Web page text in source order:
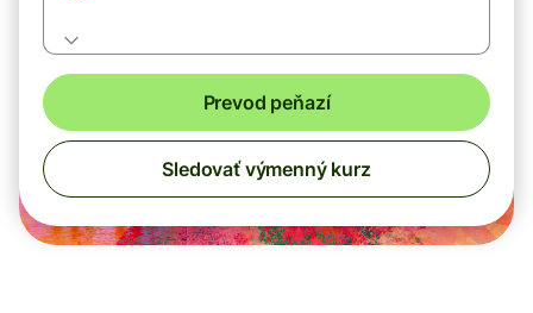
Prevod peňazí
Sledovať výmenný kurz